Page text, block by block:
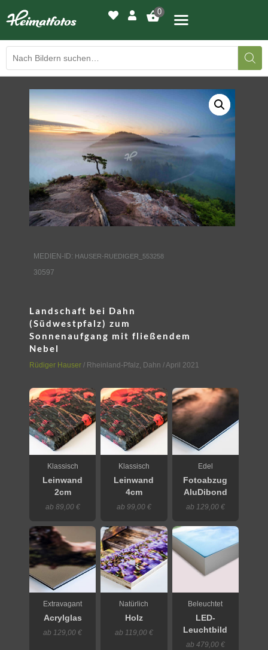
0
BILDERGALERIE
DRUCKQUALITÄTEN
LED-LEUCHTBILDER
WIR DRUCKEN IHR BILD
AUSSTELLUNGEN
KONTAKT
MEDIEN-ID: HAUSER-RUEDIGER_553258
30597
Landschaft bei Dahn
(Südwestpfalz) zum
Sonnenaufgang mit fließendem
Nebel
Rüdiger Hauser / Rheinland-Pfalz, Dahn / April 2021
Klassisch
Leinwand
2cm
ab 89,00 €
Klassisch
Leinwand
4cm
ab 99,00 €
Edel
Fotoabzug
AluDibond
ab 129,00 €
Extravagant
Acrylglas
ab 129,00 €
Natürlich
Holz
ab 119,00 €
Beleuchtet
LED-
Leuchtbild
ab 479,00 €